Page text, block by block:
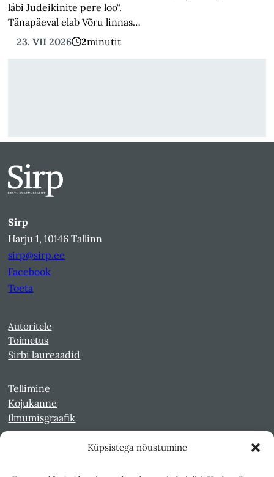
Küpsistega nõustumine
läbi Judeikinite pere loo“.
Tänapäeval elab Võru linnas…
23. VII 2026
2minutit
Sirp
Harju 1, 10146 Tallinn
sirp@sirp.ee
Facebook
Toeta
Autoritele
Toimetus
Sirbi laureaadid
Tellimine
Kojukanne
Ilmumisgraafik